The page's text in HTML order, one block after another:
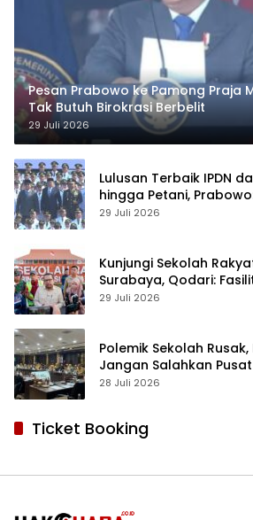
Pesan Prabowo ke Pamong Praja
Tak Butuh Birokrasi Berbelit
29 Juli 2026
Lulusan Terbaik IPDN
hingga Petani,
Hati Saya
29 Juli 2026
Kunjungi Sekolah
Surabaya, Qodari:
Sekolah Swasta Terbaik
29 Juli 2026
Polemik Sekolah Rusak,
Jangan Salahkan Pusat
28 Juli 2026
Ticket Booking